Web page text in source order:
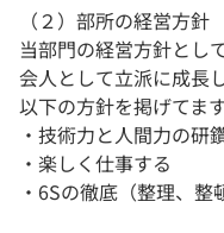
（２）部所の経営方針
当部門の経営方針とし
会人として立派に成長
以下の方針を掲げてます
・技術力と人間力の研
・楽しく仕事する
・6Sの徹底（整理、整